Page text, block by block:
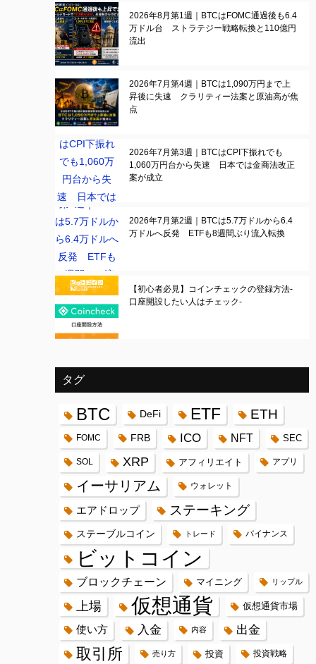
2026年8月第1週｜BTCはFOMC通過後も6.4
万ドル台 ストラテジー戦略転換と110億円
流出
2026年7月第4週｜BTCは1,090万円まで上
昇後に失速 クラリティー法案と原油高が焦
点
2026年7月第3週｜BTCはCPI下振れでも
1,060万円台から失速 日本では金商法改正
案が成立
2026年7月第2週｜BTCは5.7万ドルから6.4
万ドルへ反発 ETFも8週間ぶり流入転換
【初心者必見】コインチェックの登録方法-
口座開設したい人はチェック-
タグ
BTC DeFi ETF ETH
FOMC FRB ICO NFT SEC
SOL XRP アフィリエイト アプリ
イーサリアム ウォレット
エアドロップ ステーキング
ステーブルコイン トレード バイナンス
ビットコイン
ブロックチェーン マイニング リップル
上場 仮想通貨 仮想通貨市場
使い方 入金 内容 出金
取引所 売り方 投資 投資戦略